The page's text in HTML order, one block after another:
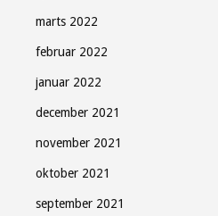
marts 2022
februar 2022
januar 2022
december 2021
november 2021
oktober 2021
september 2021